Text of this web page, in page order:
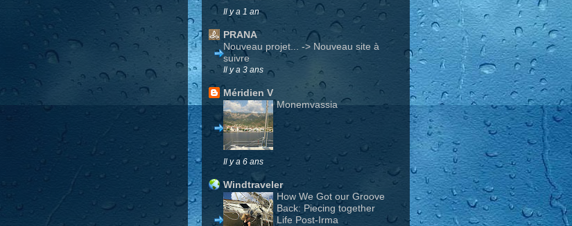
Il y a 1 an
PRANA
Nouveau projet... -> Nouveau site à
suivre
Il y a 3 ans
Méridien V
Monemvassia
Il y a 6 ans
Windtraveler
How We Got our Groove
Back: Piecing together
Life Post-Irma